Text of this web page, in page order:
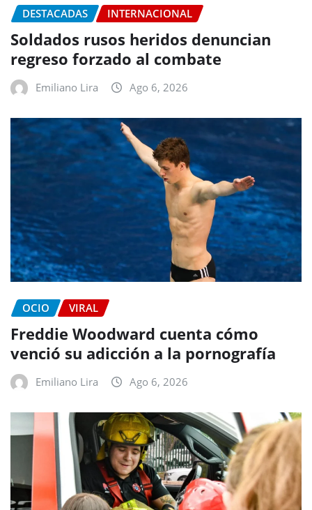
DESTACADAS INTERNACIONAL
Soldados rusos heridos denuncian
regreso forzado al combate
Emiliano Lira Ago 6, 2026
OCIO VIRAL
Freddie Woodward cuenta cómo
venció su adicción a la pornografía
Emiliano Lira Ago 6, 2026